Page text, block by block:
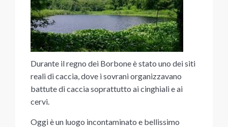
Durante il regno dei Borbone è stato uno dei siti
reali di caccia, dove i sovrani organizzavano
battute di caccia soprattutto ai cinghiali e ai
cervi.
Oggi è un luogo incontaminato e bellissimo